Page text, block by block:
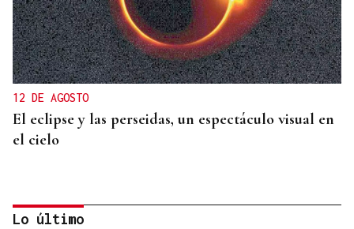
12 DE AGOSTO
El eclipse y las perseidas, un espectáculo visual en
el cielo
Lo último